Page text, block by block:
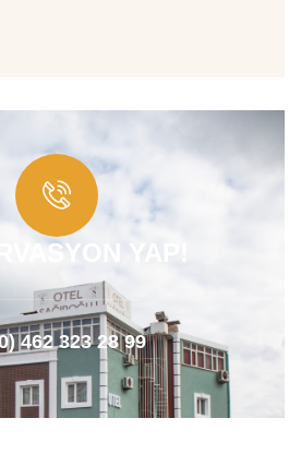
YAP!
462 323 28 99